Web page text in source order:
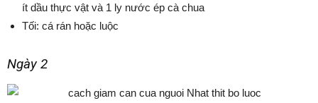
ít dầu thực vật và 1 ly nước ép cà chua
Tối: cá rán hoặc luộc
Ngày 2